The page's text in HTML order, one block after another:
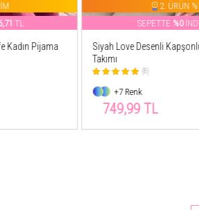
TL
Pijama
2. ÜRÜN
SEPETTE %53
Somon Kapşonlu Tam
Pijama
(149)
+15 Renk
699,99 TL 326,54 TL